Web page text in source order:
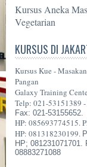
Kursus Aneka
Vegetarian
KURSUS DI
Kursus Kue -
Pangan
Galaxy Training
Telp: 021-53151389 -
Fax: 021-53155652.
HP: 085693774515.
HP: 081318230199.
HP; 081231071701.
08883271088